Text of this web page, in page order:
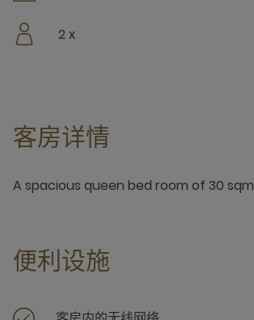
2 x
客房详情
A spacious queen bed room of 30 sqm
便利设施